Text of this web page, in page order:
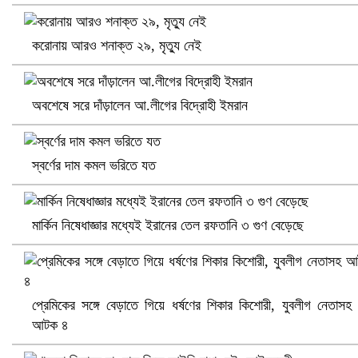
প্রোটিয়াদের হারিয়ে বিশ্বকাপের শিরোপা ঘরে তুলল ভারত
সৌদিতে ব্যাপক ধরপাকড়, এক সপ্তাহেই ২১ হাজারের বেশি গ্রেপ্তার
করোনায় আরও শনাক্ত ২৯, মৃত্যু নেই
অবশেষে সরে দাঁড়ালেন আ.লীগের বিদ্রোহী ইমরান
স্বর্ণের দাম কমল ভরিতে যত
মার্কিন নিষেধাজ্ঞার মধ্যেই ইরানের তেল রফতানি ৩ গুণ বেড়েছে
প্রেমিকের সঙ্গে বেড়াতে গিয়ে ধর্ষণের শিকার কিশোরী, যুবলীগ নেতাসহ
আটক ৪